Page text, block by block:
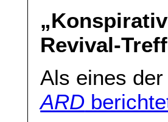
Revival-
Als eines
ARD